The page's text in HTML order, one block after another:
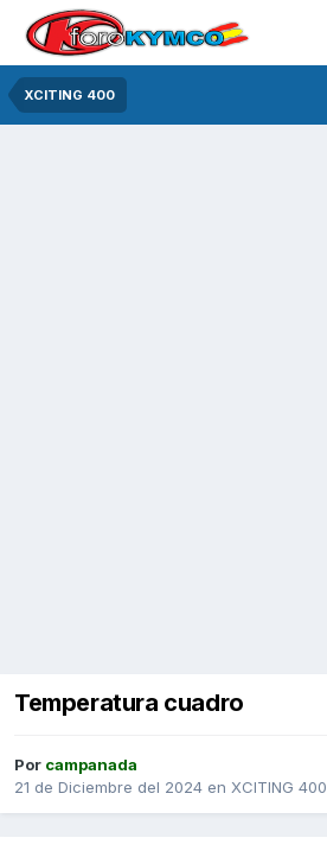
XCITING 400
Temperatura cuadro
Por campanada
21 de Diciembre del 2024 en XCITING 400